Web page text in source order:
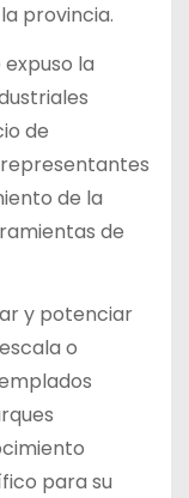
provincia.
la
de
de la
de
y potenciar
o
para su